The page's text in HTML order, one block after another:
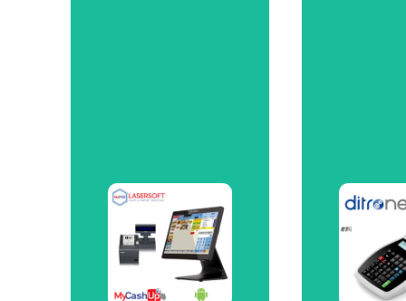
Pc-Touch
Screen 14"
Software
gestionale
display